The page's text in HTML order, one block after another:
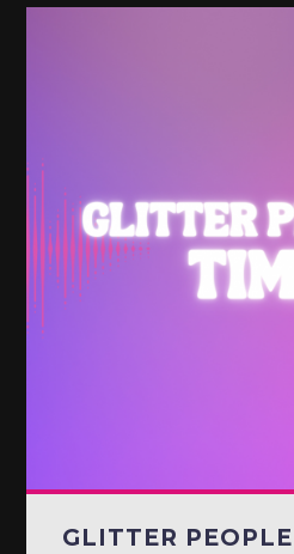
GLITTER PEOPLE